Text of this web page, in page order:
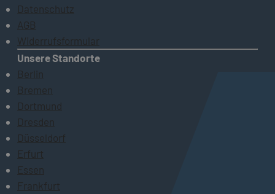
Datenschutz
AGB
Widerrufsformular
Unsere Standorte
Berlin
Bremen
Dortmund
Dresden
Düsseldorf
Erfurt
Essen
Frankfurt